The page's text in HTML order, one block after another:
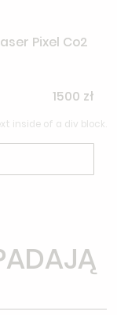
Pixel Co2
inside of a div block.
1500 zł